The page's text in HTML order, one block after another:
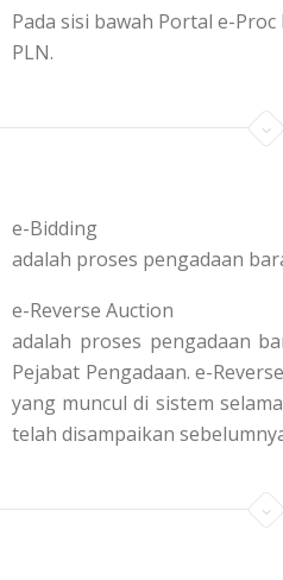
Pada sisi bawah Portal e-
PLN.
e-Bidding
adalah proses pengadaan
e-Reverse Auction
adalah proses pengadaan
Pejabat Pengadaan. e-
yang muncul di sistem
telah disampaikan